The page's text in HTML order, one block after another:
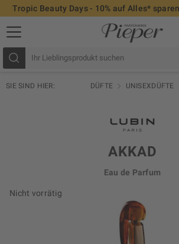
Tropic Beauty Days - 10% auf Alles*
SIE SIND HIER: DÜFTE UNISEXDÜFTE
Nicht vorrätig
AKKAD
Eau de Parfum